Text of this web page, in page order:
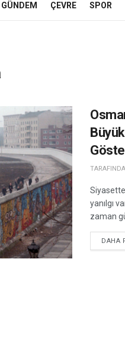
GÜNDEM ÇEVRE SPOR
yanılgı
zaman
DAHA